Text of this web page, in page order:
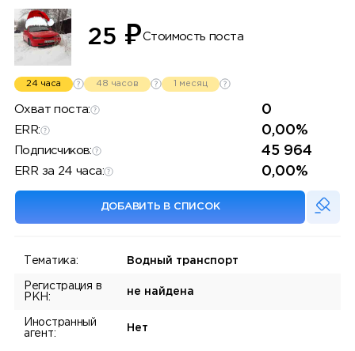
25 ₽Стоимость поста
24 часа 48 часов 1 месяц
Охват поста: 0
ERR: 0,00%
Подписчиков: 45 964
ERR за 24 часа: 0,00%
ДОБАВИТЬ В СПИСОК
Тематика: Водный транспорт
Регистрация в
РКН:
не найдена
Иностранный
агент:
Нет